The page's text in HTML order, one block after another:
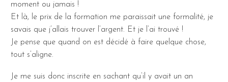
moment ou jamais !
Et là, le prix de la formation me paraissait une formalité, je
savais que j’allais trouver l’argent. Et je l’ai trouvé !
Je pense que quand on est décidé à faire quelque chose,
tout s’aligne.
Je me suis donc inscrite en sachant qu’il y avait un an